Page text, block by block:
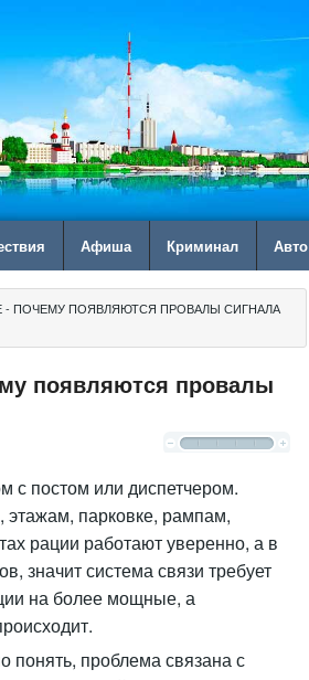
Афиша Криминал Авто
- ПОЧЕМУ ПОЯВЛЯЮТСЯ ПРОВАЛЫ СИГНАЛА
появляются провалы
с постом или диспетчером.
этажам, парковке, рампам,
рации работают уверенно, а в
значит система связи требует
на более мощные, а
понять, проблема связана с